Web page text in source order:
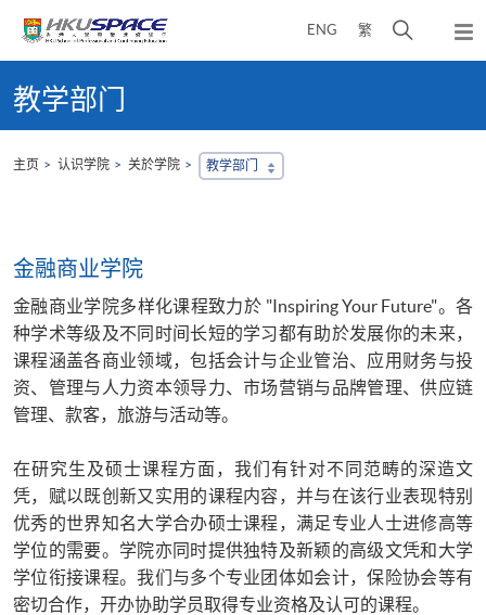
ENG 繁
开
弹
出
单
content
start教学部门
主页 认识学院 关於学院 教学部门
金融商业学院
金融商业学院多样化课程致力於 "Inspiring Your Future"。各
种学术等级及不同时间长短的学习都有助於发展你的未来，
课程涵盖各商业领域，包括会计与企业管治、应用财务与投
资、管理与人力资本领导力、市场营销与品牌管理、供应链
管理、款客，旅游与活动等。
在研究生及硕士课程方面，我们有针对不同范畴的深造文
凭，赋以既创新又实用的课程内容，并与在该行业表现特别
优秀的世界知名大学合办硕士课程，满足专业人士进修高等
学位的需要。学院亦同时提供独特及新颖的高级文凭和大学
学位衔接课程。我们与多个专业团体如会计，保险协会等有
密切合作，开办协助学员取得专业资格及认可的课程。